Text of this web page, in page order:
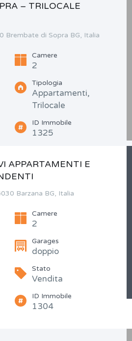
– TRILOCALE
Brembate di Sopra BG, Italia
Camere
2
Tipologia
Appartamenti,
Trilocale
ID Immobile
1325
APPARTAMENTI E
Barzana BG, Italia
Camere
2
Garages
doppio
Stato
Vendita
ID Immobile
1304